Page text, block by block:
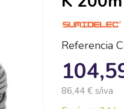
Referencia
86,44 € s/iva